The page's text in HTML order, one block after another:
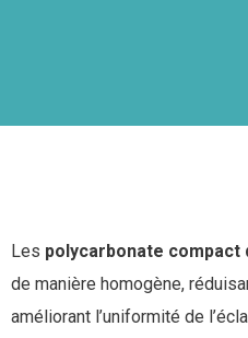
Les polycarbonate compact
de manière homogène,
améliorant l’uniformité de